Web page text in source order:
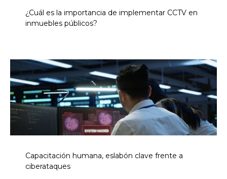
¿Cuál es la importancia de implementar CCTV en
inmuebles públicos?
Capacitación humana, eslabón clave frente a
ciberataques